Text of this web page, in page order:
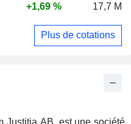
Justitia AB, est une société
+1,69 % 17,7 M
Plus de cotations